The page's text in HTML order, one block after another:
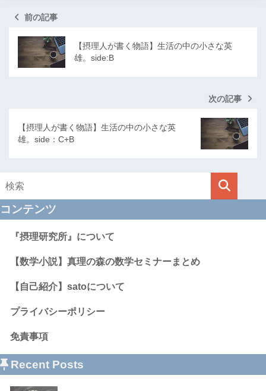
前の記事
【摂理人が書く物語】生活の中の小さな英
雄。side:B
次の記事
【摂理人が書く物語】生活の中の小さな英
雄。side：C+B
コンテンツ
『摂理研究所』について
【数学小説】真理の森の数学セミナーまとめ
【自己紹介】satoについて
プライバシーポリシー
免責事項
Recent Posts